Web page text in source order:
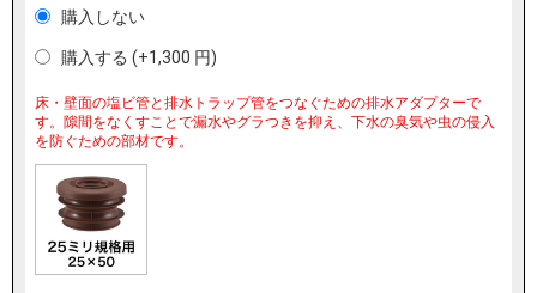
購入しない
購入する (+1,300 円)
床・壁面の塩ビ管と排水トラップ管をつなぐための排水アダプターで
す。隙間をなくすことで漏水やグラつきを抑え、下水の臭気や虫の侵入
を防ぐための部材です。